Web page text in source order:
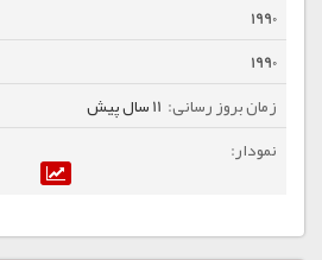
1990
1990
11 سال پیش